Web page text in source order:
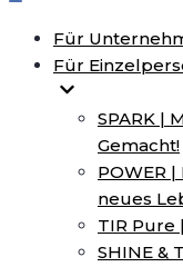
Für
Für
SPARK |
Gemacht!
POWER
neues
TIR Pure
SHINE &